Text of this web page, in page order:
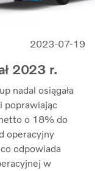
2023-07-19
2023 r.
nadal osiągała
poprawiając
o 18% do
operacyjny
odpowiada
w